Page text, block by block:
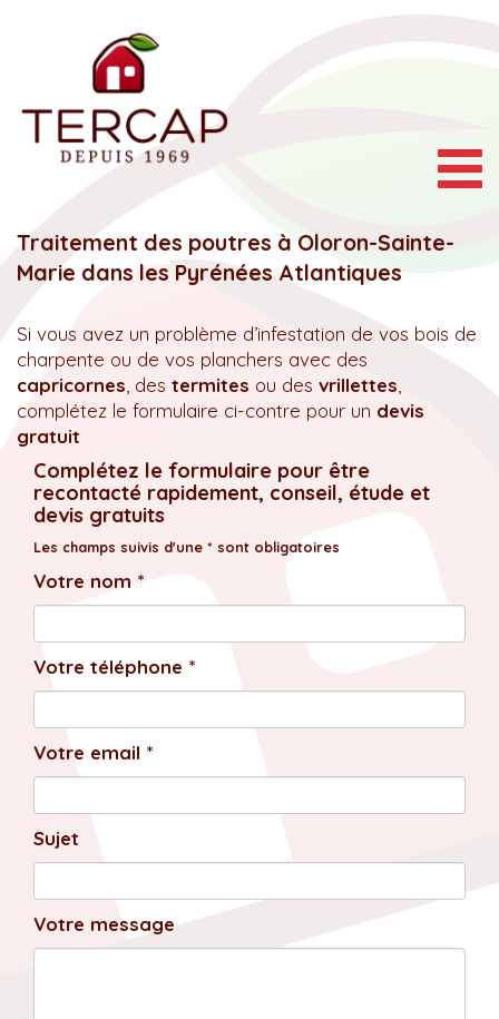
Traitement des poutres à Oloron-Sainte-
Marie dans les Pyrénées Atlantiques
Si vous avez un problème d’infestation de vos bois de
charpente ou de vos planchers avec des
capricornes , des termites ou des vrillettes
complétez le formulaire ci-contre pour un devis
gratuit
Complétez le formulaire pour être
recontacté rapidement, conseil, étude et
devis gratuits
Les champs suivis d'une * sont obligatoires
Votre nom *
Votre téléphone *
Votre email *
Sujet
Votre message